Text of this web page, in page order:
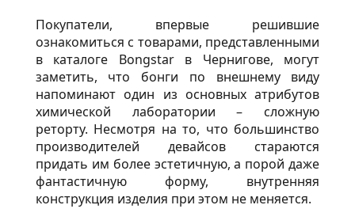
Покупатели, впервые решившие
ознакомиться с товарами, представленными
в каталоге Bongstar в Чернигове, могут
заметить, что бонги по внешнему виду
напоминают один из основных атрибутов
химической лаборатории – сложную
реторту. Несмотря на то, что большинство
производителей девайсов стараются
придать им более эстетичную, а порой даже
фантастичную форму, внутренняя
конструкция изделия при этом не меняется.